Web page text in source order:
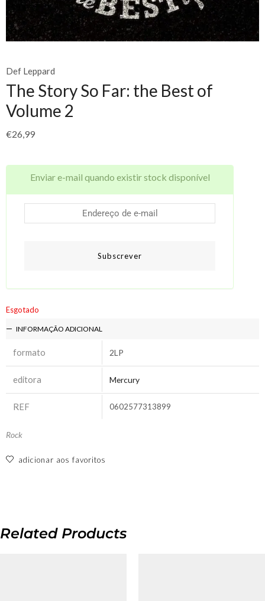
Def Leppard
The Story So Far: the Best of
Volume 2
€26,99
Enviar e-mail quando existir stock disponível
Subscrever
Esgotado
INFORMAÇÃO ADICIONAL
formato 2LP
editora Mercury
REF 0602577313899
Rock
adicionar aos favoritos
Related Products